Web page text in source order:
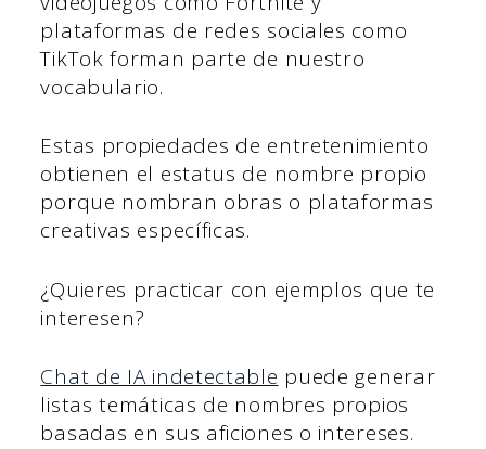
plataformas de redes sociales como
TikTok forman parte de nuestro
vocabulario.
Estas propiedades de entretenimiento
obtienen el estatus de nombre propio
porque nombran obras o plataformas
creativas específicas.
¿Quieres practicar con ejemplos que te
interesen?
Chat de IA indetectable puede generar
listas temáticas de nombres propios
basadas en sus aficiones o intereses.